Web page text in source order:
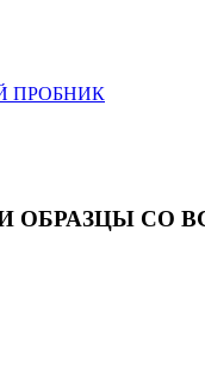
ПРОБНИК
ОБРАЗЦЫ СО